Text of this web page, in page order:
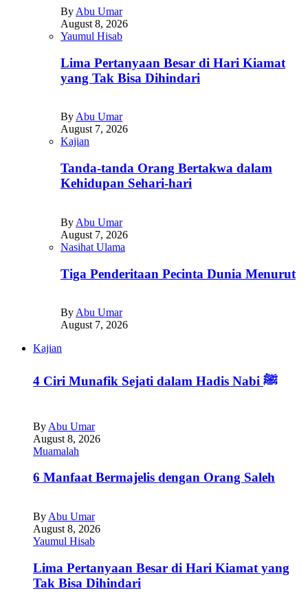
By Abu Umar
August 8, 2026
Yaumul Hisab
Lima Pertanyaan Besar di Hari Kiamat
yang Tak Bisa Dihindari
By Abu Umar
August 7, 2026
Kajian
Tanda-tanda Orang Bertakwa dalam
Kehidupan Sehari-hari
By Abu Umar
August 7, 2026
Nasihat Ulama
Tiga Penderitaan Pecinta Dunia Menurut
By Abu Umar
August 7, 2026
Kajian
4 Ciri Munafik Sejati dalam Hadis Nabi ﷺ
By Abu Umar
August 8, 2026
Muamalah
6 Manfaat Bermajelis dengan Orang Saleh
By Abu Umar
August 8, 2026
Yaumul Hisab
Lima Pertanyaan Besar di Hari Kiamat yang
Tak Bisa Dihindari